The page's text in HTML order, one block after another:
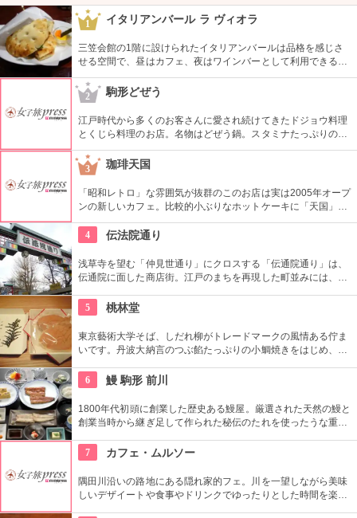
1 イタリアンバール ラ ヴィオラ
三笠会館の1階に設けられたイタリアンバールは品格を感じさ
せる空間で、昼はカフェ、夜はワインバーとして利用できる。
立ち飲みのバンコは、奥にひろがるテーブル席のサロンより各
メニュー200円ほど安くなっている。
2 駒形どぜう
江戸時代から多くのお客さんに愛され続けてきたドジョウ料理
とくじら料理のお店。名物はどぜう鍋。スタミナたっぷりのど
じょうの上にはたっぷりのねぎ。骨まで食べられるほど柔らか
く美味しく頂ける上に健康と美容にも良い。
3 珈琲天国
「昭和レトロ」な雰囲気が抜群のこのお店は実は2005年オープ
ンの新しいカフェ。比較的小ぶりなホットケーキに「天国」の
焼印がついて可愛い。浅草でホットケーキが食べたくなったら
ここへ。
4 伝法院通り
浅草寺を望む「仲見世通り」にクロスする「伝通院通り」は、
伝通院に面した商店街。江戸のまちを再現した町並みには、屋
あります。多彩なお店が並んでいて、買い物や食事も楽しめま
す。
5 桃林堂
東京藝術大学そば、しだれ柳がトレードマークの風情ある佇ま
いです。丹波大納言のつぶ餡たっぷりの小鯛焼きをはじめ、水
ます。お抹茶をいただきながら店内でも。
6 鰻 駒形 前川
1800年代初頭に創業した歴史ある鰻屋。厳選された天然の鰻と
創業当時から継ぎ足して作られた秘伝のたれを使ったうな重は
7
カフェ・ムルソー
隅田川沿いの路地にある隠れ家的フェ。川を一望しながら美味
しいデザイートや食事やドリンクでゆったりとした時間を楽し